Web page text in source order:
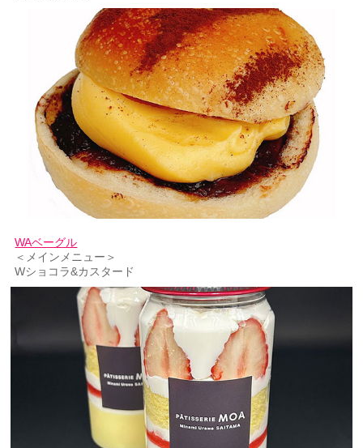
WAベーグル
＜メインメニュー＞
Wショコラ&カスタード